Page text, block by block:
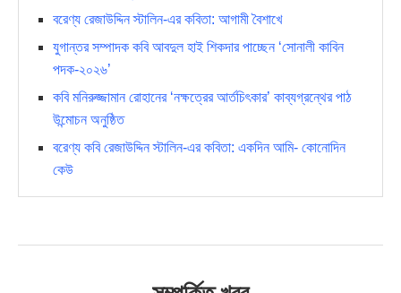
বরেণ্য রেজাউদ্দিন স্টালিন-এর কবিতা: আগামী বৈশাখে
যুগান্তর সম্পাদক কবি আবদুল হাই শিকদার পাচ্ছেন ‘সোনালী কাবিন
পদক-২০২৬’
কবি মনিরুজ্জামান রোহানের ‘নক্ষত্রের আর্তচিৎকার’ কাব্যগ্রন্থের পাঠ
উন্মোচন অনুষ্ঠিত
বরেণ্য কবি রেজাউদ্দিন স্টালিন-এর কবিতা: একদিন আমি- কোনোদিন
কেউ